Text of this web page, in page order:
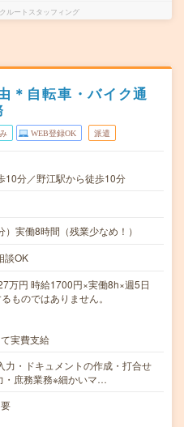
ルートスタッフィング
＊自転車・バイク通
WEB登録OK 派遣
10分／野江駅から徒歩10分
実働8時間（残業少なめ！）
談OK
円 時給1700円×実働8h×週5日
ものではありません。
実費支給
力・ドキュメントの作成・打合せ
・庶務業務※細かいマ…